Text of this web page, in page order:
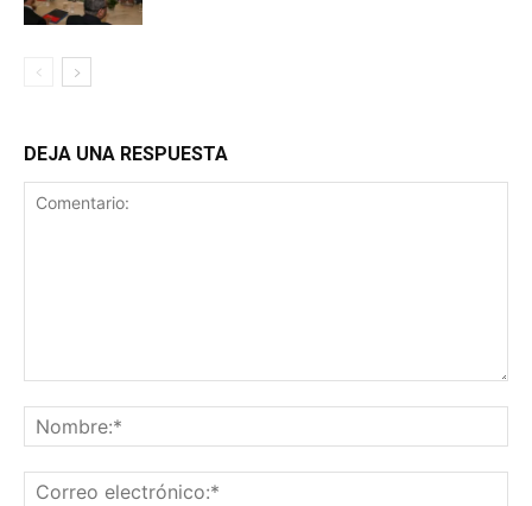
DEJA UNA RESPUESTA